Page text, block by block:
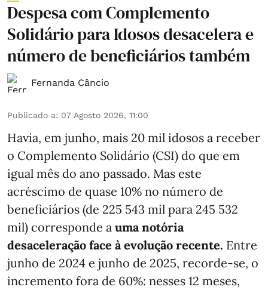
Despesa com Complemento
Solidário para Idosos desacelera e
número de beneficiários também
Fernanda Câncio
Publicado a: 07 Agosto 2026, 11:00
Havia, em junho, mais 20 mil idosos a receber
o Complemento Solidário (CSI) do que em
igual mês do ano passado. Mas este
acréscimo de quase 10% no número de
beneficiários (de 225 543 mil para 245 532
mil) corresponde a uma notória
desaceleração face à evolução recente. Entre
junho de 2024 e junho de 2025, recorde-se, o
incremento fora de 60%: nesses 12 meses,